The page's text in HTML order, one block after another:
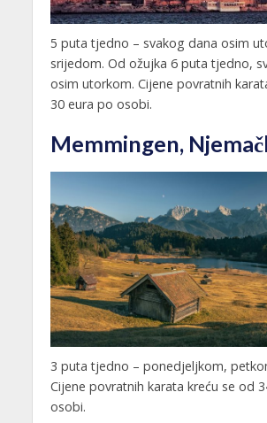
5 puta tjedno – svakog dana osim
srijedom. Od ožujka 6 puta tjedno,
osim utorkom. Cijene povratnih
30 eura po osobi.
Memmingen,
3 puta tjedno – ponedjeljkom,
Cijene povratnih karata kreću se od
osobi.